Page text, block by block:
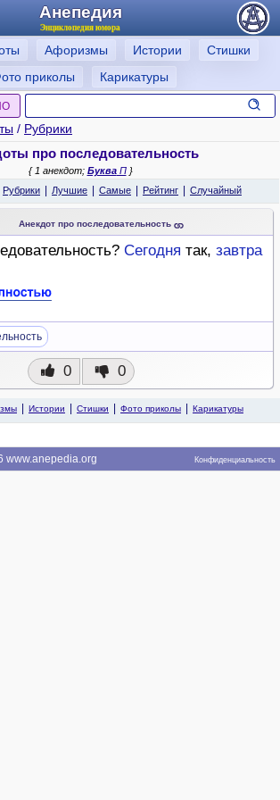
Анепедия
Энциклопедия юмора
Афоризмы Истории
Стишки
приколы
Карикатуры
/ Рубрики
про последовательность
{ 1 анекдот; БукваП}
Рубрики Лучшие Самые Рейтинг Случайный
Анекдот про последовательность
Сегодня так, завтра
0 0
Истории Стишки Фото приколы Карикатуры
www.anepedia.org Конфиденциальность